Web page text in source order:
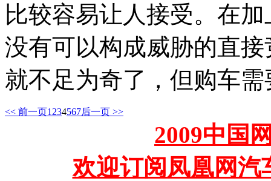
比较容易让人接受。在
没有可以构成威胁的直
就不足为奇了，但购车
<< 前一页1 234567后一页 >>
2009中国
欢迎订阅凤凰网汽